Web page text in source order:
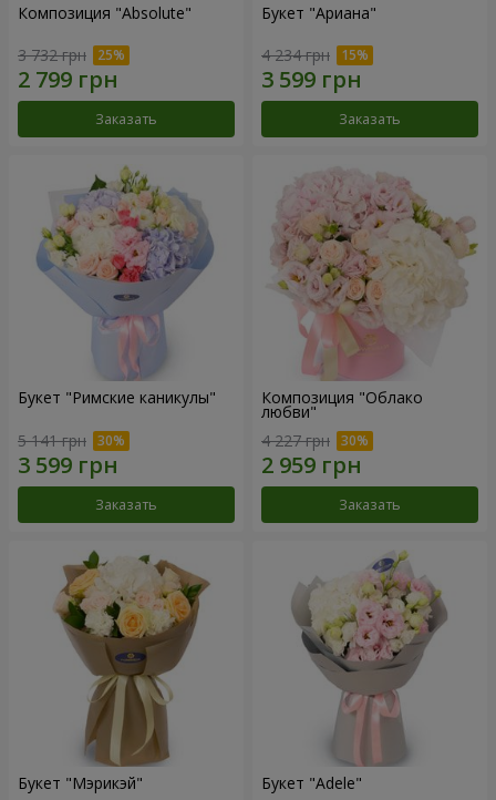
Композиция "Absolute"
3 732 грн
Заказать
Букет "Ариана"
4 234 грн
Заказать
Букет "Римские каникулы"
5 141 грн
Заказать
Композиция "Облако
любви"
4 227 грн
Заказать
Букет "Мэрикэй" Букет "Adele"